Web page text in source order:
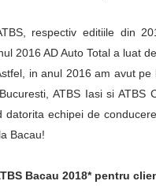
respectiv editiile din
2016 AD Auto Total a luat
in anul 2016 am avut pe
ATBS Iasi si
echipei de
Bacau!
Bacau 2018* pentru